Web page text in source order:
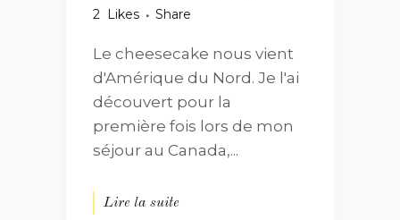
2 Likes Share
Le cheesecake nous vient
d'Amérique du Nord. Je l'ai
découvert pour la
première fois lors de mon
séjour au Canada,...
Lire la suite